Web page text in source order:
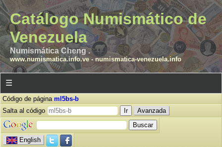
Catálogo Numismático de
Venezuela
Numismática Cheng .
www.numismatica.info.ve- numismatica-venezuela.info
☰
Código de página ml5bs-b
Salta al código
Avanzada
English